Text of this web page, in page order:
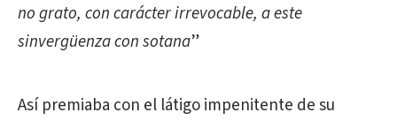
no grato, con carácter irrevocable, a este
sinvergüenza con sotana”
Así premiaba con el látigo impenitente de su